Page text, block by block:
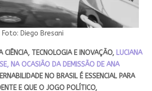
Diego Bresani
CIÊNCIA, TECNOLOGIA E INOVAÇÃO, LUCIANA
NA OCASIÃO DA DEMISSÃO DE ANA
NO BRASIL É ESSENCIAL PARA
E QUE O JOGO POLÍTICO,